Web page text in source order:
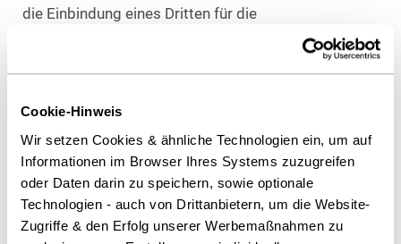
Cookie-Hinweis
Wir setzen Cookies & ähnliche Technologien ein, um auf
Informationen im Browser Ihres Systems zuzugreifen
oder Daten darin zu speichern, sowie optionale
Technologien - auch von Drittanbietern, um die Website-
Zugriffe & den Erfolg unserer Werbemaßnahmen zu
die Einbindung eines Dritten für die
Aufgabenerfüllung führe zur Ausschreibungspflicht.
Dies gelte unabhängig davon, dass zwischen der
Kriterien erfüllt seien.
Als PDF herunterladen